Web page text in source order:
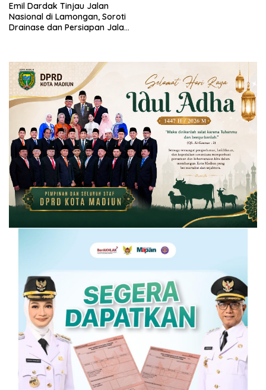
Emil Dardak Tinjau Jalan
Nasional di Lamongan, Soroti
Drainase dan Persiapan Jalan